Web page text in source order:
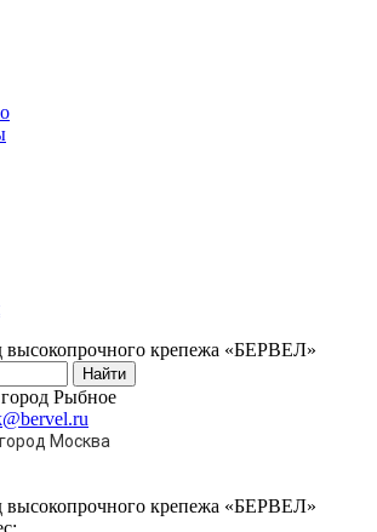
высокопрочного крепежа «БЕРВЕЛ»
Найти
город Рыбное
город Москва
высокопрочного крепежа «БЕРВЕЛ»